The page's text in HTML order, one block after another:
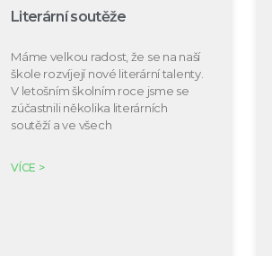
Literární soutěže
Máme velkou radost, že se na naší
škole rozvíjejí nové literární talenty.
V letošním školním roce jsme se
zúčastnili několika literárních
soutěží a ve všech
VÍCE >